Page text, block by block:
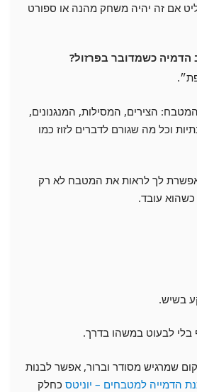
אם זה יהיה משחק מהנה או ספורט
כשמדובר בפרזול?
הצירים, המסילות, המנגנונים,
וכל מה שגורם לדברים לזוז כמו
לך לראות את המטבח לא רק
עובד.
בשיש.
בלי לבעוט במשהו בדרך.
שמרגיש מסודר וברור, אפשר לבנות
הדמייה למטבחים – יוניטס כחלק